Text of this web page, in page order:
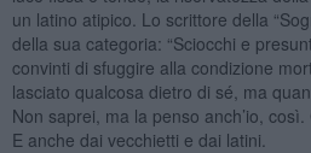
un latino atipico. Lo scrittore della
della sua categoria: “Sciocchi e
convinti di sfuggire alla condizione
lasciato qualcosa dietro di sé, ma
Non saprei, ma la penso anch’io,
E anche dai vecchietti e dai latini.